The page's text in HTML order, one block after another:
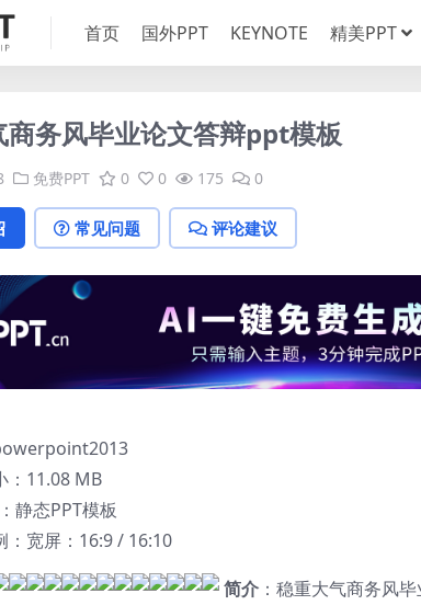
首页 国外PPT KEYNOTE 精美PPT
商务风毕业论文答辩ppt模板
免费PPT 0 0 175 0
常见问题 评论建议
11.08 MB
静态PPT模板
：宽屏：16:9 / 16:10
简介 ：稳重大气商务风